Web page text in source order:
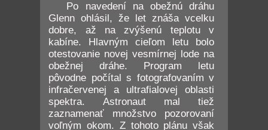
Po navedení na obežnú dráhu
Glenn ohlásil, že let znáša vcelku
dobre, až na zvýšenú teplotu v
kabíne. Hlavným cieľom letu bolo
otestovanie novej vesmírnej lode na
obežnej dráhe. Program letu
pôvodne počítal s fotografovaním v
infračervenej a ultrafialovej oblasti
spektra. Astronaut mal tiež
zaznamenať množstvo pozorovaní
voľným okom. Z tohoto plánu však